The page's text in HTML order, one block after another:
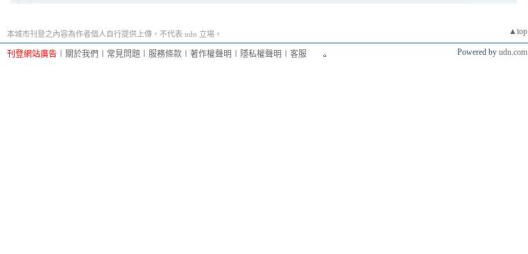
▲top
本城市刊登之內容為作者個人自行提供上傳，不代表 udn 立場。
刊登網站廣告 關於我們 常見問題 服務條款 著作權聲明 隱私權聲明 客服 Powered by udn.com